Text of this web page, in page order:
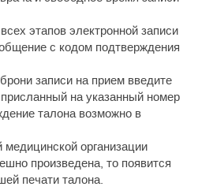
этапов электронной записи
с кодом подтверждения
записи на прием введите
на указанный номер
талона возможно в
организации
произведена, то появится
печати талона.